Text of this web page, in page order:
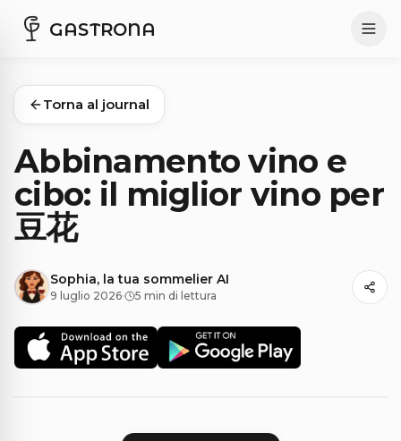
GASTRONA
Torna al journal
Abbinamento vino e
cibo: il miglior vino per
豆花
Sophia, la tua sommelier AI
9 luglio 2026· 5 min di lettura